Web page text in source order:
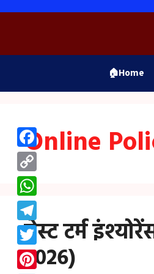
Skip
🏠Home
Online
बेस्ट टर्म
2026)
Facebook
Copy
Link
WhatsApp
Telegram
Twitter